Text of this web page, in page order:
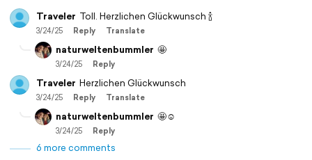
Traveler Toll. Herzlichen Glückwunsch 🍾
3/24/25 Reply Translate
naturweltenbummler 🤩
3/24/25 Reply
Traveler Herzlichen Glückwunsch
3/24/25 Reply Translate
naturweltenbummler 🤩☺️
3/24/25 Reply
6 more comments